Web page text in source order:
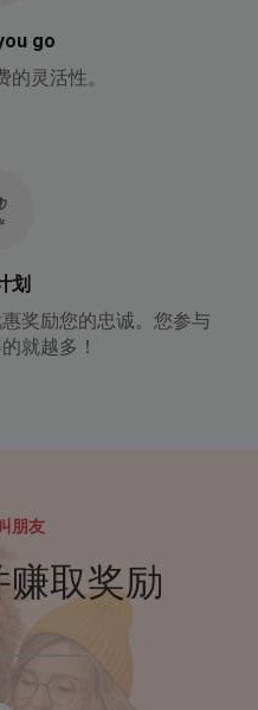
go
灵活性。
划
奖励您的忠诚。您参与
就越多！
朋友
取奖励